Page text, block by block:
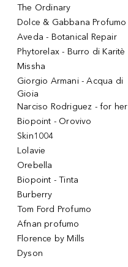
The Ordinary
Dolce & Gabbana Profumo
Aveda - Botanical Repair
Phytorelax - Burro di Karitè
Missha
Giorgio Armani - Acqua di
Gioia
Narciso Rodriguez - for her
Biopoint - Orovivo
Skin1004
Lolavie
Orebella
Biopoint - Tinta
Burberry
Tom Ford Profumo
Afnan profumo
Florence by Mills
Dyson